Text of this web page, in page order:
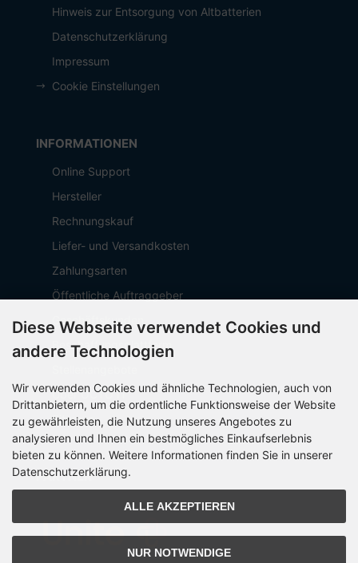
Hinweis zur Entsorgung von Altbatterien
Datenschutzerklärung
Impressum
Cookie Einstellungen
INFORMATIONEN
Online Support
Hersteller
Rechnungskauf
Liefer- und Versandkosten
Zahlungsarten
Öffentliche Auftraggeber
Geschäftskunden
Beschaffungsplattform
Über OCTO IT
Sitemap
PARTNER
Diese Webseite verwendet Cookies und
andere Technologien
Wir verwenden Cookies und ähnliche Technologien, auch von
Drittanbietern, um die ordentliche Funktionsweise der Website
zu gewährleisten, die Nutzung unseres Angebotes zu
analysieren und Ihnen ein bestmögliches Einkaufserlebnis
bieten zu können. Weitere Informationen finden Sie in unserer
Datenschutzerklärung.
ALLE AKZEPTIEREN
NUR NOTWENDIGE